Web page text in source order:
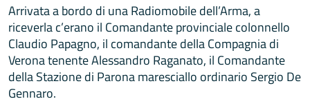
Arrivata a bordo di una Radiomobile dell’Arma, a
riceverla c’erano il Comandante provinciale colonnello
Claudio Papagno, il comandante della Compagnia di
Verona tenente Alessandro Raganato, il Comandante
della Stazione di Parona maresciallo ordinario Sergio De
Gennaro.